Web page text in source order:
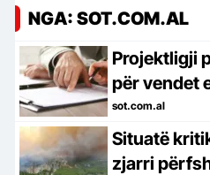
NGA: SOT.COM.AL
Projektligji
për vendet
jenë
digjitale…
sot.com.al
Situatë
zjarri